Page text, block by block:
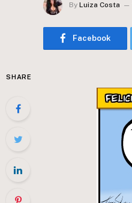
By Luiza Costa
Facebook
SHARE